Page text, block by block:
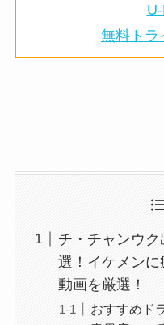
無料トラ
チ・チャンウ
選！イケメンに
動画を厳選！
おすすめド